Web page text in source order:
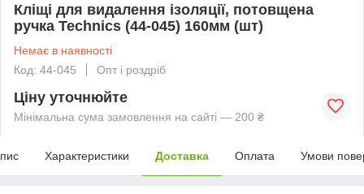
Кліщі для видалення ізоляції, потовщена
ручка Technics (44-045) 160мм (шт)
Немає в наявності
Код: 44-045
Опт і роздріб
Ціну уточнюйте
Мінімальна сума замовлення на сайті — 200 ₴
Характеристики Доставка Оплата Умови